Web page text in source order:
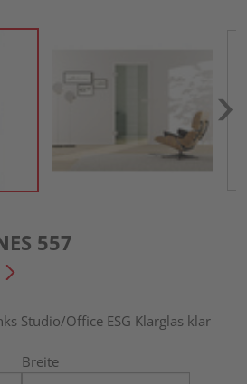
557
Studio/Office ESG Klarglas klar
Breite